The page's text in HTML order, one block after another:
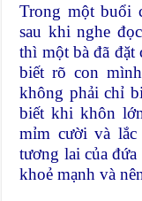
Trong một buổi
sau khi nghe
thì một bà đã đặt
biết rõ con
không phải chỉ
biết khi khôn
mỉm cười và
tương lai của
khoẻ mạnh và